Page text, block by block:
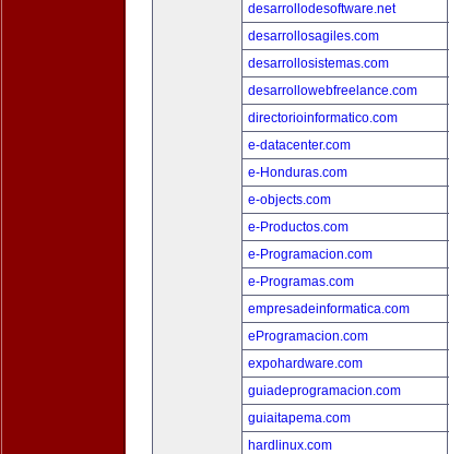
desarrollodesoftware.net
desarrollosagiles.com
desarrollosistemas.com
desarrollowebfreelance.com
directorioinformatico.com
e-datacenter.com
e-Honduras.com
e-objects.com
e-Productos.com
e-Programacion.com
e-Programas.com
empresadeinformatica.com
eProgramacion.com
expohardware.com
guiadeprogramacion.com
guiaitapema.com
hardlinux.com